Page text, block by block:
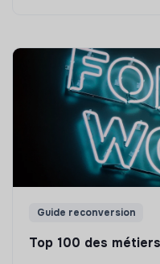
Guide reconversion
Top 100 des